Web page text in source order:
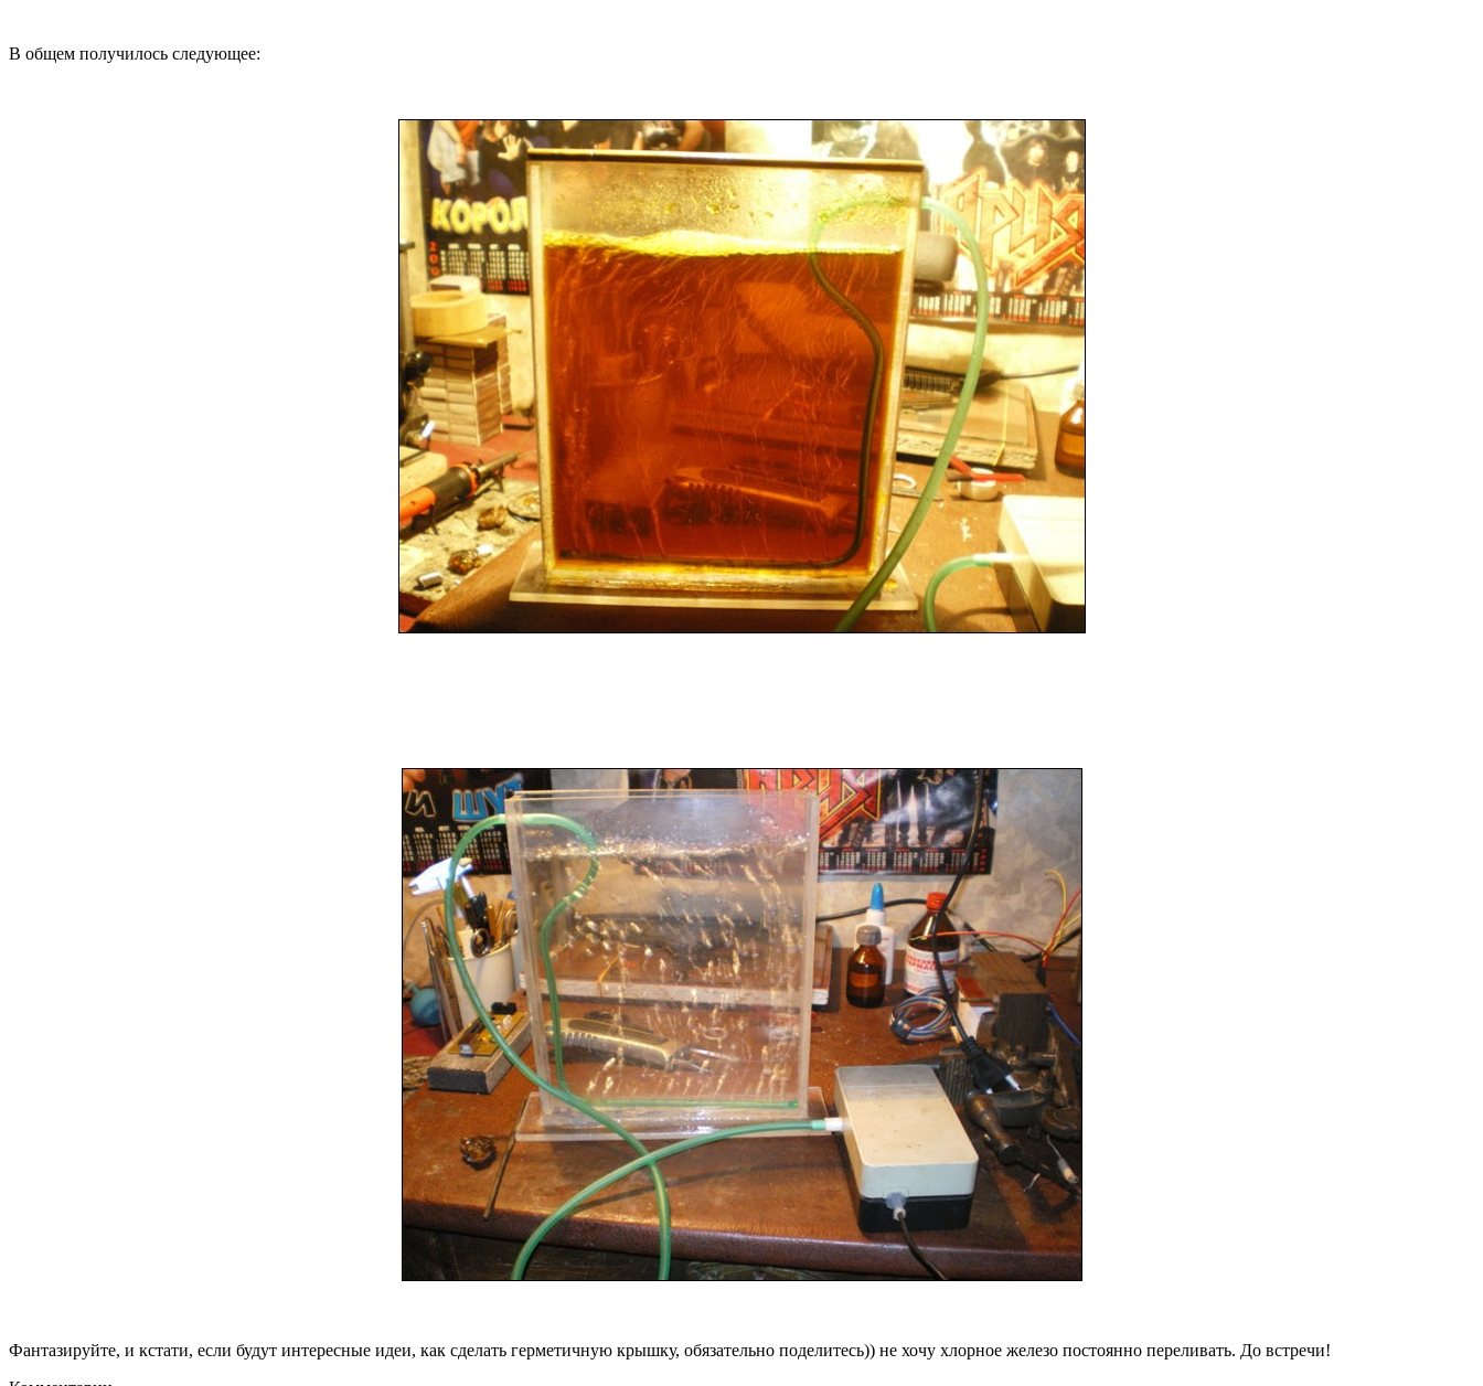
В общем получилось следующее:
Фантазируйте, и кстати, если будут интересные идеи, как сделать герметичную крышку, обязательно поделитесь)) не хочу хлорное железо постоянно переливать. До встречи!